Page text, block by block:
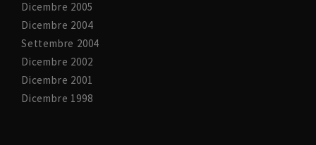
Dicembre 2005
Dicembre 2004
Settembre 2004
Dicembre 2002
Dicembre 2001
Dicembre 1998